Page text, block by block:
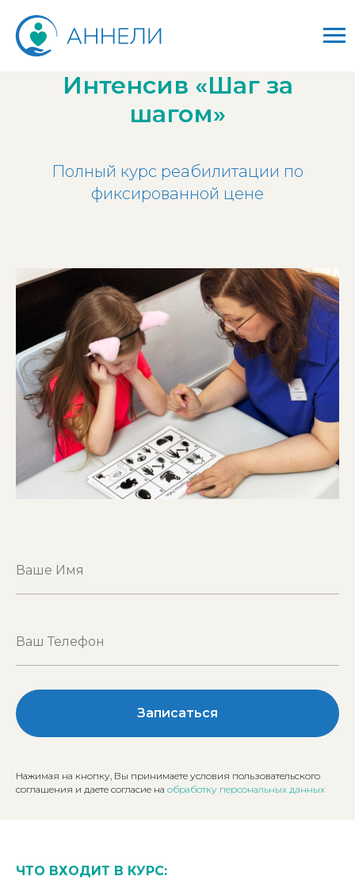
Интенсив «Шаг за
шагом»
Полный курс реабилитации по
фиксированной цене
Записаться
Нажимая на кнопку, Вы принимаете условия пользовательского
соглашения и даете согласие на обработку персональных данных
ЧТО ВХОДИТ В КУРС: